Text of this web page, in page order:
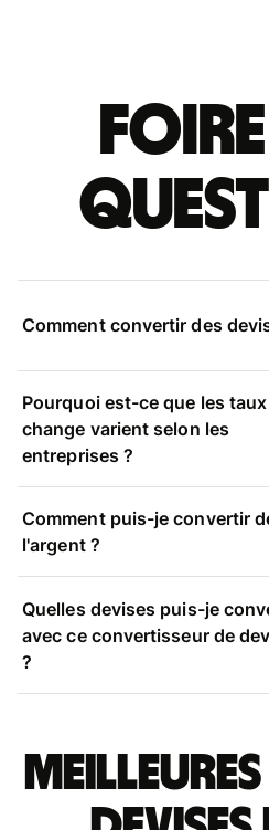
Comment convertir des
Pourquoi est-ce que les
change varient selon les
entreprises ?
Comment puis-je convertir
l'argent ?
Quelles devises puis-je
avec ce convertisseur de
?